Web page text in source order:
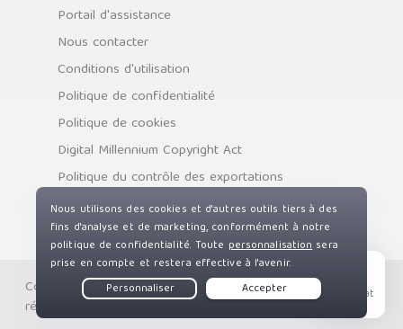
Portail d'assistance
Nous contacter
Conditions d'utilisation
Politique de confidentialité
Politique de cookies
Digital Millennium Copyright Act
Politique du contrôle des exportations
Copyright © Private Internet Access, Inc. Tous droits
réservés
Live Chat